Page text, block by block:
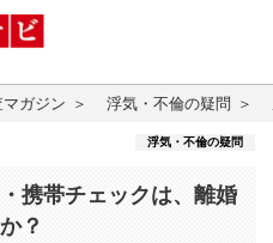
ガジン 浮気・不倫の疑問
浮気・不倫の疑問
携帯チェックは、離婚
？